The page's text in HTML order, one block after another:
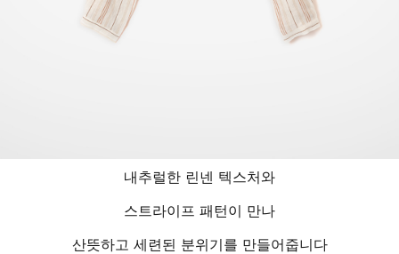
내추럴한 린넨 텍스처와
스트라이프 패턴이 만나
산뜻하고 세련된 분위기를 만들어줍니다